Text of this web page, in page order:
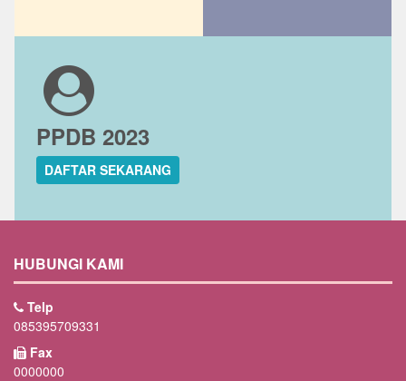
PPDB 2023
DAFTAR SEKARANG
HUBUNGI KAMI
Telp
085395709331
Fax
0000000